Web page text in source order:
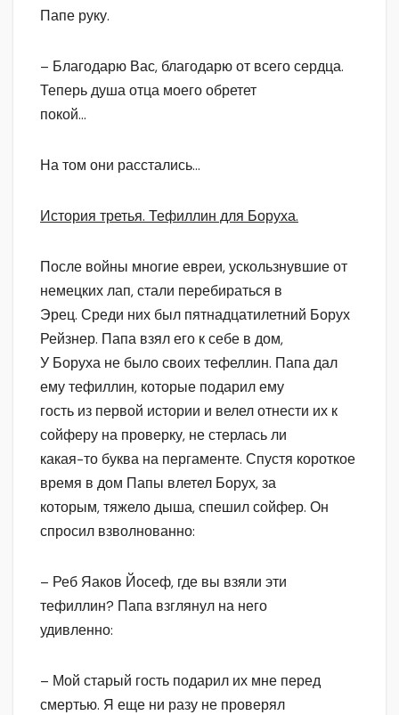
Папе руку.
– Благодарю Вас, благодарю от всего сердца.
Теперь душа отца моего обретет
покой…
На том они расстались…
История третья. Тефиллин для Боруха.
После войны многие евреи, ускользнувшие от
немецких лап, стали перебираться в
Эрец. Среди них был пятнадцатилетний Борух
Рейзнер. Папа взял его к себе в дом,
У Боруха не было своих тефеллин. Папа дал
ему тефиллин, которые подарил ему
гость из первой истории и велел отнести их к
сойферу на проверку, не стерлась ли
какая-то буква на пергаменте. Спустя короткое
время в дом Папы влетел Борух, за
которым, тяжело дыша, спешил сойфер. Он
спросил взволнованно:
– Реб Яаков Йосеф, где вы взяли эти
тефиллин? Папа взглянул на него
удивленно:
– Мой старый гость подарил их мне перед
смертью. Я еще ни разу не проверял